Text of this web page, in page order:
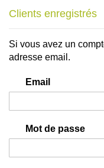
Clients enregistrés
Si vous avez un
adresse email.
Email
Mot de passe